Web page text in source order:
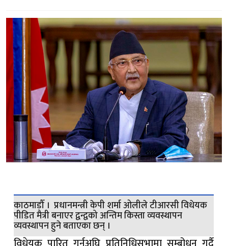
काठमाडौँ । प्रधानमन्त्री केपी शर्मा ओलीले टीआरसी विधेयक
पीडित मैत्री बनाएर द्वन्द्वको अन्तिम किस्ता व्यवस्थापन
व्यवस्थापन हुने बताएका छन् ।